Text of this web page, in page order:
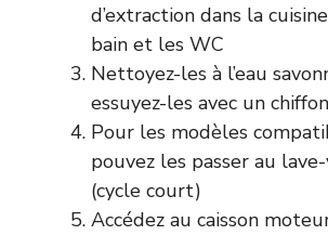
d’extraction dans la
bain et les WC
Nettoyez-les à l’eau
essuyez-les avec un
Pour les modèles
pouvez les passer au
(cycle court)
Accédez au caisson